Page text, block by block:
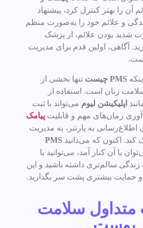
آن را بهتر کنترل کرد، پیشنهاد
و علائم خود را به‌صورت منظم
شدید بودن علائم، از پزشک
آگاهی، اولین قدم برای مدیریت
PMS چیست
تنها بخشی از
زنان است. استفاده از
اپلیکیشن لیوم می‌تواند با ثبت
زمان‌های مهم و قابلیت پیامک
اطلاع‌رسانی به پارتنر، به مدیریت
کند. اکنون که می‌دانید PMS
با آن کنار آمد، می‌توانید با
زندگی سالم‌تری داشته باشید و این
و حمایت بیشتری پشت سر بگذارید.
متداول سلامت